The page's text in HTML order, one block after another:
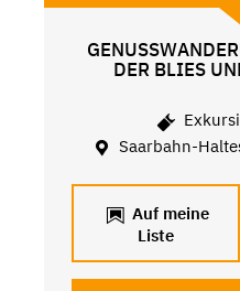
DER BLIES
Saarbahn-
Auf meine
Liste